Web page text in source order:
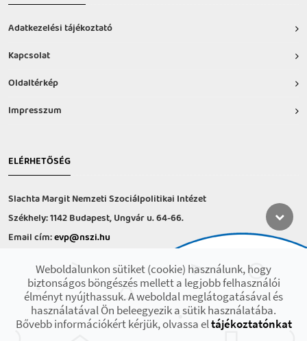
Adatkezelési tájékoztató
Kapcsolat
Oldaltérkép
Impresszum
ELÉRHETŐSÉG
Slachta Margit Nemzeti Szociálpolitikai Intézet
Székhely: 1142 Budapest, Ungvár u. 64-66.
Email cím:evp@nszi.hu
hétfő-csütörtök: 8:00-16:00
péntek: 8:00-14.00
2021 © Minden jog fenntartva! Készült az EFOP-1.9.3-VEKOP-17 projekt
Weboldalunkon sütiket (cookie) használunk, hogy
biztonságos böngészés mellett a legjobb felhasználói
élményt nyújthassuk. A weboldal meglátogatásával és
használatával Ön beleegyezik a sütik használatába.
Bővebb információkért kérjük, olvassa eltájékoztatónkat